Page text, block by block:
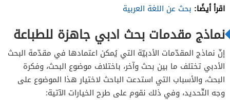
اقرأ أيضًا: بحث عن اللغة العربية
نماذج مقدمات بحث ادبي جاهزة للطباعة
إنّ نماذج المقدّمات الأدبيّة التي يُمكن اعتمادها في مقدّمة البحث
الأدبي تختلف ما بين بحث وآخر، باختلاف موضوع البحث، وفكرة
البحث، والأسباب التي استدعت الباحث لاختيار هذا الموضوع على
وجه التّحديد، وفي ذلك نقوم على طرح الخيارات الآتية: